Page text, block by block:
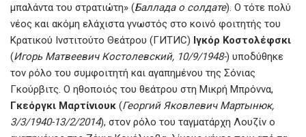
μπαλάντα του στρατιώτη» (Баллада о солдате). Ο τότε πολύ
νέος και ακόμη ελάχιστα γνωστός στο κοινό φοιτητής του
Κρατικού Ινστιτούτο Θεάτρου (ГИТИС) Ιγκόρ Κοστολέφσκι
(Игорь Матвеевич Костолевский, 10/9/1948-) υποδύθηκε
τον ρόλο του συμφοιτητή και αγαπημένου της Σόνιας
Γκούρβιτς. Ο ηθοποιός του θεάτρου στη Μικρή Μπρόννα,
Γκεόργκι Μαρτίνιουκ (Георгий Яковлевич Мартынюк,
3/3/1940-13/2/2014), στον ρόλο του ταγματάρχη Λουζίν ο